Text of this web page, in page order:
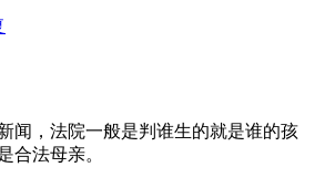
闻，法院一般是判谁生的就是谁的孩
合法母亲。